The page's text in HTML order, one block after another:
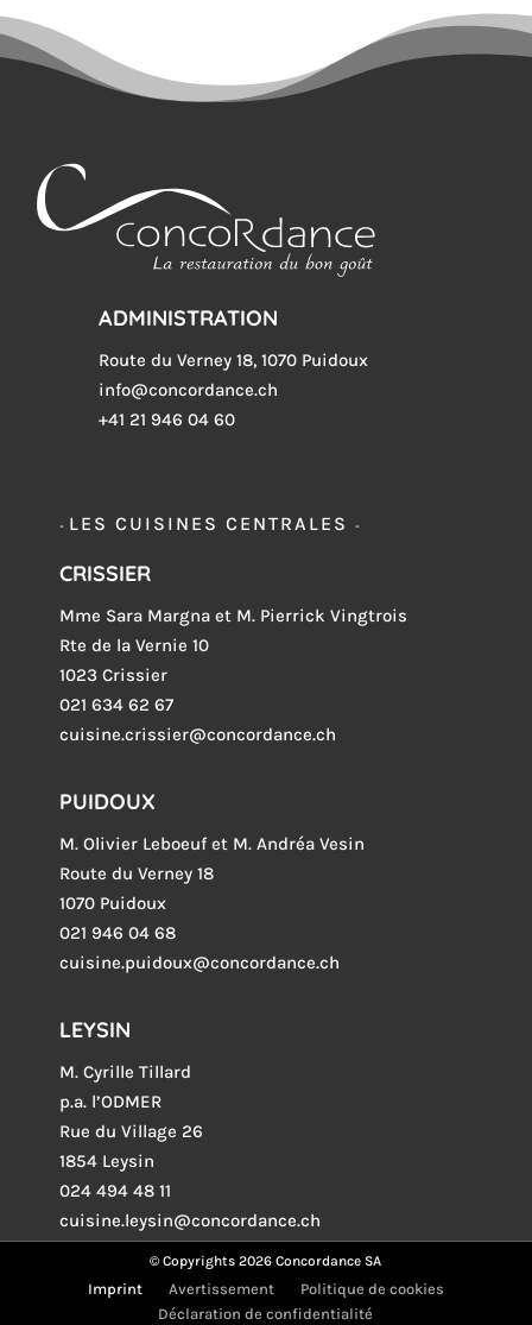
ADMINISTRATION
Route du Verney 18, 1070 Puidoux
info@concordance.ch
+41 21 946 04 60
-LES CUISINES CENTRALES-
CRISSIER
Mme Sara Margna et M. Pierrick Vingtrois
Rte de la Vernie 10
1023 Crissier
021 634 62 67
cuisine.crissier@concordance.ch
PUIDOUX
M. Olivier Leboeuf et M. Andréa Vesin
Route du Verney 18
1070 Puidoux
021 946 04 68
cuisine.puidoux@concordance.ch
LEYSIN
M. Cyrille Tillard
p.a. l’ODMER
Rue du Village 26
1854 Leysin
024 494 48 11
cuisine.leysin@concordance.ch
© Copyrights 2026 Concordance SA
Imprint Avertissement
Politique de cookies
Déclaration de confidentialité